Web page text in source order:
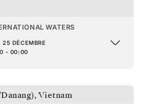
WATERS
25 DÉCEMBRE
- 00:00
,Vietnam